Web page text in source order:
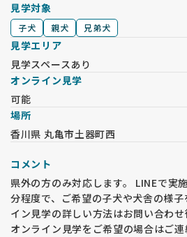
見学対象
子犬 親犬 兄弟犬
見学エリア
見学スペースあり
オンライン見学
可能
場所
香川県 丸亀市土器町西
コメント
県外の方のみ対応します。 LINEで実
分程度で、ご希望の子犬や犬舎の様
イン見学の詳しい方法はお問い合わせ
オンライン見学をご希望の場合はご